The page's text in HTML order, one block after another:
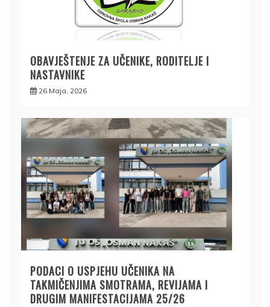
OBAVJEŠTENJE ZA UČENIKE, RODITELJE I
NASTAVNIKE
26 Maja, 2026
PODACI O USPJEHU UČENIKA NA
TAKMIČENJIMA SMOTRAMA, REVIJAMA I
DRUGIM MANIFESTACIJAMA 25/26